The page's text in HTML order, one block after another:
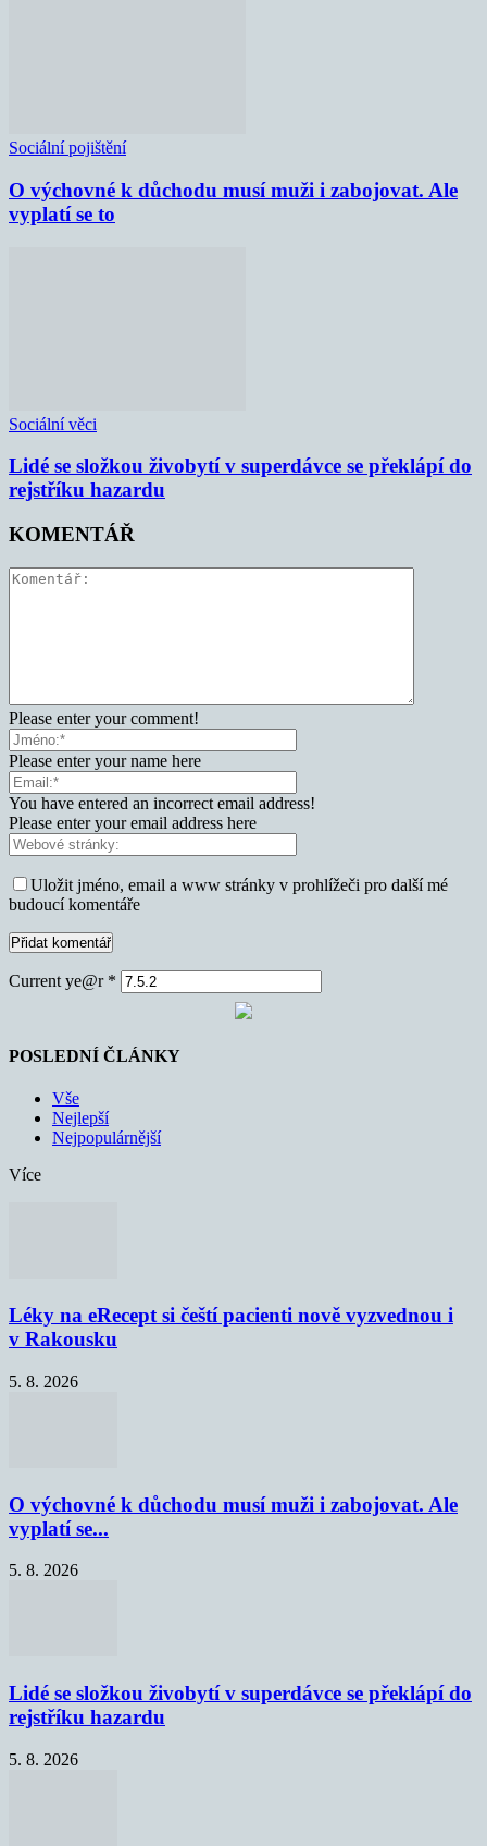
Sociální pojištění
O výchovné k důchodu musí muži i zabojovat. Ale
vyplatí se to
Sociální věci
Lidé se složkou živobytí v superdávce se překlápí do
rejstříku hazardu
KOMENTÁŘ
Please enter your comment!
Please enter your name here
You have entered an incorrect email address!
Please enter your email address here
Uložit jméno, email a www stránky v prohlížeči pro další mé
budoucí komentáře
Current ye@r *
POSLEDNÍ ČLÁNKY
Vše
Nejlepší
Nejpopulárnější
Více
Léky na eRecept si čeští pacienti nově vyzvednou i
v Rakousku
5. 8. 2026
O výchovné k důchodu musí muži i zabojovat. Ale
vyplatí se...
5. 8. 2026
Lidé se složkou živobytí v superdávce se překlápí do
rejstříku hazardu
5. 8. 2026